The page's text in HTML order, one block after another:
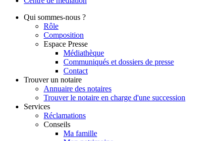
Qui sommes-nous ?
Rôle
Composition
Espace Presse
Médiathèque
Communiqués et dossiers de presse
Contact
Trouver un notaire
Annuaire des notaires
Trouver le notaire en charge d'une succession
Services
Réclamations
Conseils
Ma famille